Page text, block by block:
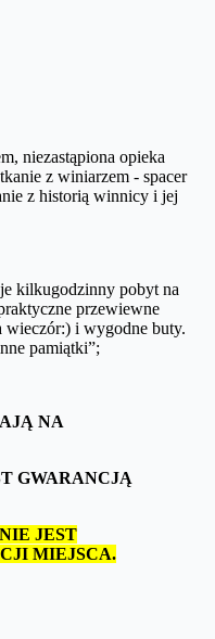
niezastąpiona opieka
z winiarzem - spacer
z historią winnicy i jej
kilkugodzinny pobyt na
przewiewne
wieczór:) i wygodne buty.
pamiątki”;
NA
GWARANCJĄ
JEST
MIEJSCA.